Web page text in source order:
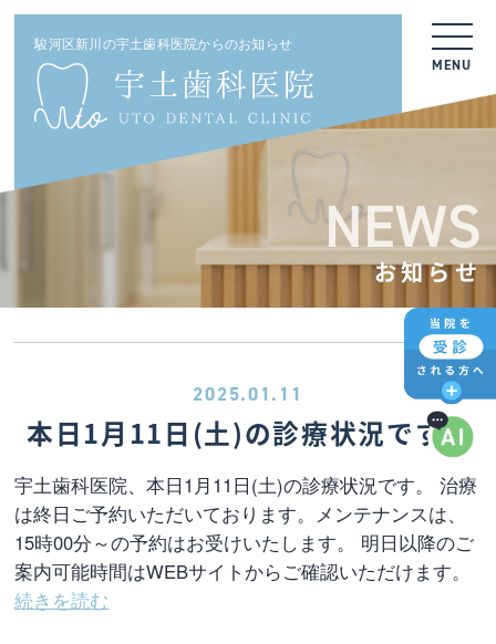
駿河区新川の宇土歯科医院からのお知らせ
MENU
NEWS
お知らせ
2025.01.11
本日1月11日(土)の診療状況です。
宇土歯科医院、本日1月11日(土)の診療状況です。 治療
は終日ご予約いただいております。メンテナンスは、
15時00分～の予約はお受けいたします。 明日以降のご
案内可能時間はWEBサイトからご確認いただけます。
続きを読む